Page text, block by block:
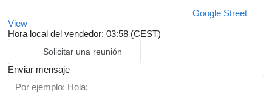
Google Street
View
Hora local del vendedor: 03:58 (CEST)
Solicitar una reunión
Enviar mensaje